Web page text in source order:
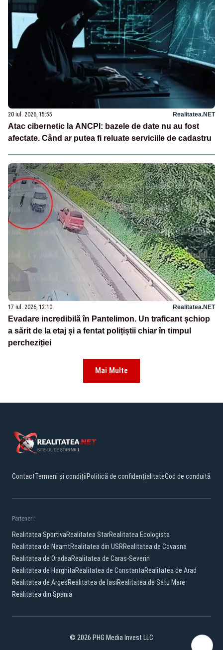
20 iul. 2026, 15:55 Realitatea.NET
Atac cibernetic la ANCPI: bazele de date nu au fost
afectate. Când ar putea fi reluate serviciile de cadastru
17 iul. 2026, 12:10 Realitatea.NET
Evadare incredibilă în Pantelimon. Un traficant șchiop
a sărit de la etaj și a fentat polițiștii chiar în timpul
percheziției
Mai Multe
ContactTermeni și condițiiPolitică de confidențialitateCod de conduită
Parteneri:
Realitatea SportivaRealitatea StarRealitatea Ecologista
Realitatea de NeamtRealitatea din USRRealitatea de Covasna
Realitatea de OradeaRealitatea de Caras-Severin
Realitatea de HarghitaRealitatea de ConstantaRealitatea de Arad
Realitatea de ArgesRealitatea de IasiRealitatea de Satu Mare
Realitatea din Spania
© 2026 PHG Media Invest LLC